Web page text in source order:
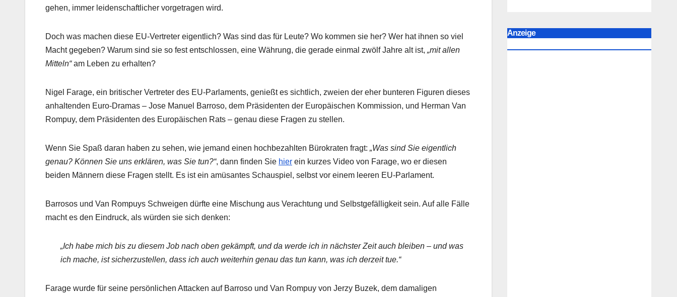
gehen, immer leidenschaftlicher vorgetragen wird.
Doch was machen diese EU-Vertreter eigentlich? Was sind das für Leute? Wo kommen sie her? Wer hat ihnen so viel
Macht gegeben? Warum sind sie so fest entschlossen, eine Währung, die gerade einmal zwölf Jahre alt ist, „mit allen
Mitteln“am Leben zu erhalten?
Nigel Farage, ein britischer Vertreter des EU-Parlaments, genießt es sichtlich, zweien der eher bunteren Figuren dieses
anhaltenden Euro-Dramas – Jose Manuel Barroso, dem Präsidenten der Europäischen Kommission, und Herman Van
Rompuy, dem Präsidenten des Europäischen Rats – genau diese Fragen zu stellen.
Wenn Sie Spaß daran haben zu sehen, wie jemand einen hochbezahlten Bürokraten fragt: „Was sind Sie eigentlich
genau? Können Sie uns erklären, was Sie tun?“, dann finden Sie hier ein kurzes Video von Farage, wo er diesen
beiden Männern diese Fragen stellt. Es ist ein amüsantes Schauspiel, selbst vor einem leeren EU-Parlament.
Barrosos und Van Rompuys Schweigen dürfte eine Mischung aus Verachtung und Selbstgefälligkeit sein. Auf alle Fälle
macht es den Eindruck, als würden sie sich denken:
„Ich habe mich bis zu diesem Job nach oben gekämpft, und da werde ich in nächster Zeit auch bleiben – und was
ich mache, ist sicherzustellen, dass ich auch weiterhin genau das tun kann, was ich derzeit tue.“
Farage wurde für seine persönlichen Attacken auf Barroso und Van Rompuy von Jerzy Buzek, dem damaligen
Anzeige